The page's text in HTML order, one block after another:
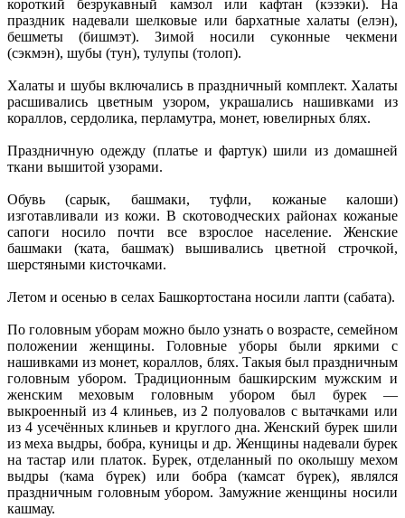
короткий безрукавный камзол или кафтан (кэзэки). На
праздник надевали шелковые или бархатные халаты (елэн),
бешметы (бишмэт). Зимой носили суконные чекмени
(сэкмэн), шубы (тун), тулупы (толоп).
Халаты и шубы включались в праздничный комплект. Халаты
расшивались цветным узором, украшались нашивками из
кораллов, сердолика, перламутра, монет, ювелирных блях.
Праздничную одежду (платье и фартук) шили из домашней
ткани вышитой узорами.
Обувь (сарык, башмаки, туфли, кожаные калоши)
изготавливали из кожи. В скотоводческих районах кожаные
сапоги носило почти все взрослое население. Женские
башмаки (ҡата, башмаҡ) вышивались цветной строчкой,
шерстяными кисточками.
Летом и осенью в селах Башкортостана носили лапти (сабата).
По головным уборам можно было узнать о возрасте, семейном
положении женщины. Головные уборы были яркими с
нашивками из монет, кораллов, блях. Такыя был праздничным
головным убором. Традиционным башкирским мужским и
женским меховым головным убором был бурек —
выкроенный из 4 клиньев, из 2 полуовалов с вытачками или
из 4 усечённых клиньев и круглого дна. Женский бурек шили
из меха выдры, бобра, куницы и др. Женщины надевали бурек
на тастар или платок. Бурек, отделанный по околышу мехом
выдры (ҡама бүрек) или бобра (ҡамсат бүрек), являлся
праздничным головным убором. Замужние женщины носили
кашмау.